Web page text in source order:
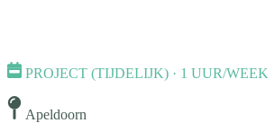
PROJECT (TIJDELIJK) · 1 UUR/WEEK
Apeldoorn